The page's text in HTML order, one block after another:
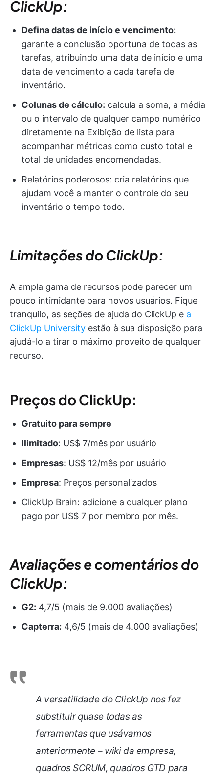
ClickUp:
Defina datas de início e vencimento:
garante a conclusão oportuna de todas as
tarefas, atribuindo uma data de início e uma
data de vencimento a cada tarefa de
inventário.
Colunas de cálculo: calcula a soma, a média
ou o intervalo de qualquer campo numérico
diretamente na Exibição de lista para
acompanhar métricas como custo total e
total de unidades encomendadas.
Relatórios poderosos: cria relatórios que
ajudam você a manter o controle do seu
inventário o tempo todo.
Limitações do ClickUp:
A ampla gama de recursos pode parecer um
pouco intimidante para novos usuários. Fique
tranquilo, as seções de ajuda do ClickUp e a
ClickUp University estão à sua disposição para
ajudá-lo a tirar o máximo proveito de qualquer
recurso.
Preços do ClickUp:
Gratuito para sempre
Ilimitado: US$ 7/mês por usuário
Empresas: US$ 12/mês por usuário
Empresa: Preços personalizados
ClickUp Brain: adicione a qualquer plano
pago por US$ 7 por membro por mês.
Avaliações e comentários do
ClickUp:
G2: 4,7/5 (mais de 9.000 avaliações)
Capterra: 4,6/5 (mais de 4.000 avaliações)
A versatilidade do ClickUp nos fez
substituir quase todas as
ferramentas que usávamos
anteriormente – wiki da empresa,
quadros SCRUM, quadros GTD para